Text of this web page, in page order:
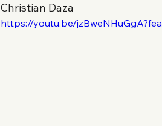
Christian Daza
https://youtu.be/